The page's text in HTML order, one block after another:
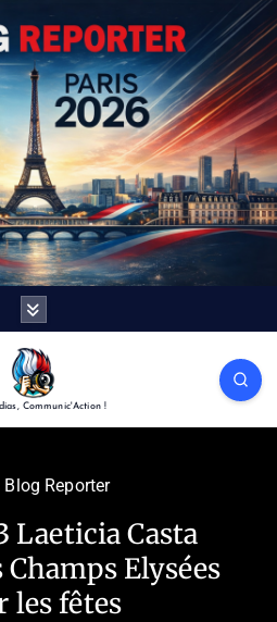
Communic'Action !
Blog Reporter
Laeticia Casta
Elysées
les fêtes